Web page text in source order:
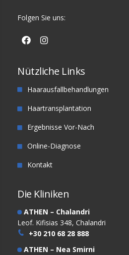
Folgen Sie uns:
Nützliche Links
Haarausfallbehandlungen
Haartransplantation
Ergebnisse Vor-Nach
Online-Diagnose
Kontakt
Die Kliniken
ATHEN – Chalandri
Leof. Kifisias 348, Chalandri
+30 210 68 28 888
ATHEN – Nea Smirni